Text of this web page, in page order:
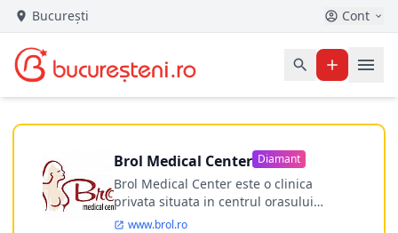
București Cont
Brol Medical Center Diamant
Brol Medical Center este o clinica
privata situata in centrul orasului
Timisoara avand o experienta de
www.brol.ro